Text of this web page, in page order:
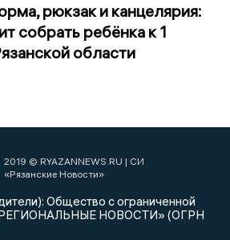
рюкзак и канцелярия:
собрать ребёнка к 1
области
2019 © RYAZANNEWS.RU | СИ
«Рязанские Новости»
Общество с ограниченной
«РЕГИОНАЛЬНЫЕ НОВОСТИ» (ОГРН